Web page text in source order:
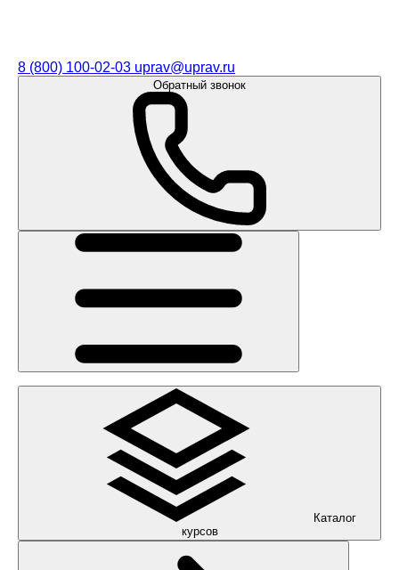
8 (800) 100-02-03 uprav@uprav.ru
Обратный звонок
Каталог
курсов